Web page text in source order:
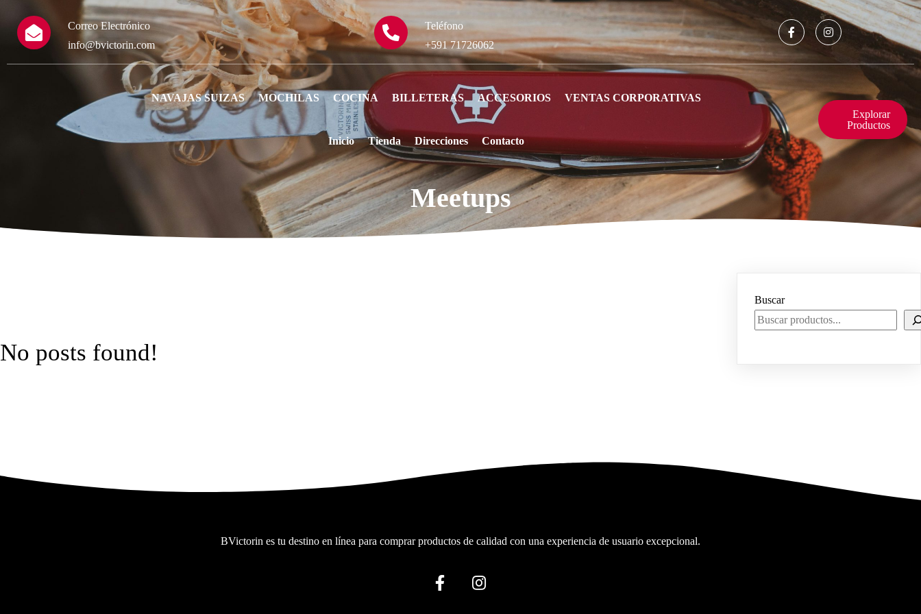
Correo Electrónico
info@bvictorin.com
Teléfono
+591 71726062
NAVAJAS SUIZAS MOCHILAS COCINA BILLETERAS ACCESORIOS VENTAS CORPORATIVAS
Inicio Tienda Direcciones Contacto
Explorar
Productos
Meetups
No posts found!
Buscar
BVictorin es tu destino en línea para comprar productos de calidad con una experiencia de usuario excepcional.